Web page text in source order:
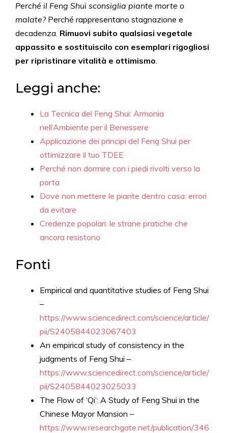
Perché il Feng Shui sconsiglia piante morte o
malate?Perché rappresentano stagnazione e
decadenza. Rimuovi subito qualsiasi vegetale
appassito e sostituiscilo con esemplari rigogliosi
per ripristinare vitalità e ottimismo.
Leggi anche:
La Tecnica del Feng Shui: Armonia
nell’Ambiente per il Benessere
Applicazione dei principi del Feng Shui per
ottimizzare il tuo TDEE
Perché non dormire con i piedi rivolti verso la
porta
Dove non mettere le piante dentro casa: errori
da evitare
Credenze popolari: le strane pratiche che
ancora resistono
Fonti
Empirical and quantitative studies of Feng Shui
–
https://www.sciencedirect.com/science/article/
pii/S2405844023067403
An empirical study of consistency in the
judgments of Feng Shui –
https://www.sciencedirect.com/science/article/
pii/S2405844023025033
The Flow of ‘Qi’: A Study of Feng Shui in the
Chinese Mayor Mansion –
https://www.researchgate.net/publication/346